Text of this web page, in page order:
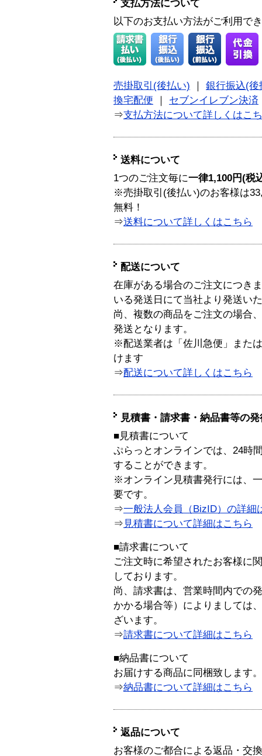
支払方法について
以下のお支払い方法がご利用で
売掛取引(後払い)
銀行振込(後
換宅配便
セブンイレブン決済
⇒支払方法について詳しくはこ
送料について
1つのご注文毎に一律1,100円(税
※売掛取引(後払い)のお客様は
無料！
⇒送料について詳しくはこちら
配送について
在庫がある場合のご注文につき
いる発送日にて当社より発送い
尚、複数の商品をご注文の場合
発送となります。
※配送業者は「佐川急便」また
けます
⇒配送について詳しくはこちら
見積書・請求書・納品書等の
■見積書について
ぷらっとオンラインでは、24時
することができます。
※オンライン見積書発行には、
要です。
⇒一般法人会員（BizID）の詳細
⇒ 見積書について詳細はこちら
■請求書について
ご注文時に希望されたお客様に
しております。
尚、請求書は、営業時間内での
かかる場合等）によりましては
ざいます。
⇒請求書について詳細はこちら
■納品書について
お届けする商品に同梱致します。
⇒納品書について詳細はこちら
返品について
お客様のご都合による返品・交